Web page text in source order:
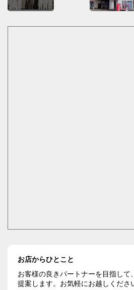
お店からひとこと
お客様の良きパートナーを目指して
提案します。お気軽にお越しくださ